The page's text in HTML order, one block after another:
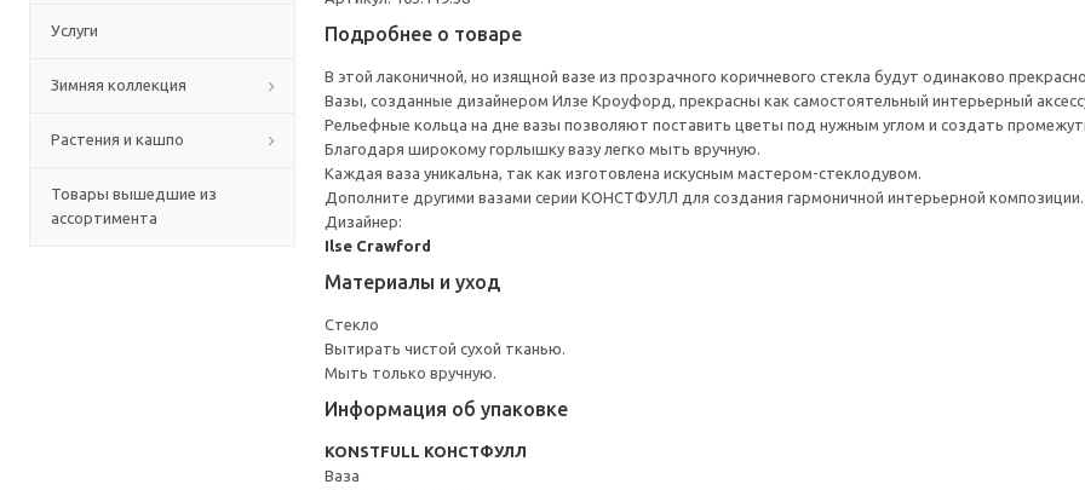
Услуги
Зимняя коллекция
Растения и кашпо
Товары вышедшие из
ассортимента
Подробнее о товаре
В этой лаконичной, но изящной вазе из прозрачного коричневого стекла будут одинаково
Вазы, созданные дизайнером Илзе Кроуфорд, прекрасны как самостоятельный интерьерный
Рельефные кольца на дне вазы позволяют поставить цветы под нужным углом и создать
Благодаря широкому горлышку вазу легко мыть вручную.
Каждая ваза уникальна, так как изготовлена искусным мастером-стеклодувом.
Дополните другими вазами серии КОНСТФУЛЛ для создания гармоничной интерьерной композиции.
Дизайнер:
Ilse Crawford
Материалы и уход
Стекло
Вытирать чистой сухой тканью.
Мыть только вручную.
Информация об упаковке
KONSTFULL КОНСТФУЛЛ
Ваза